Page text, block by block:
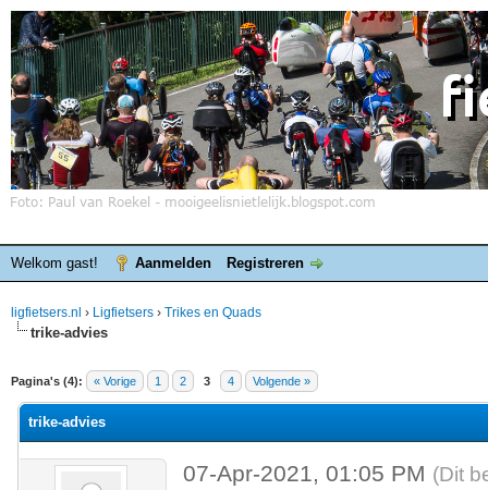
Welkom gast! Aanmelden Registreren
ligfietsers.nl › Ligfietsers › Trikes en Quads
trike-advies
Pagina's (4): « Vorige 1 2 3 4 Volgende »
waardering is 0
trike-advies
07-Apr-2021, 01:05 PM (Dit